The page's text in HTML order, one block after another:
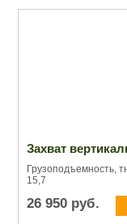
Захват
Грузоподъемность,
15,7
26 950 руб.